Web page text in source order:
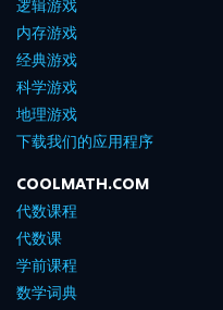
逻辑游戏
内存游戏
经典游戏
科学游戏
地理游戏
下载我们的应用程序
COOLMATH.COM
代数课程
代数课
学前课程
数学词典